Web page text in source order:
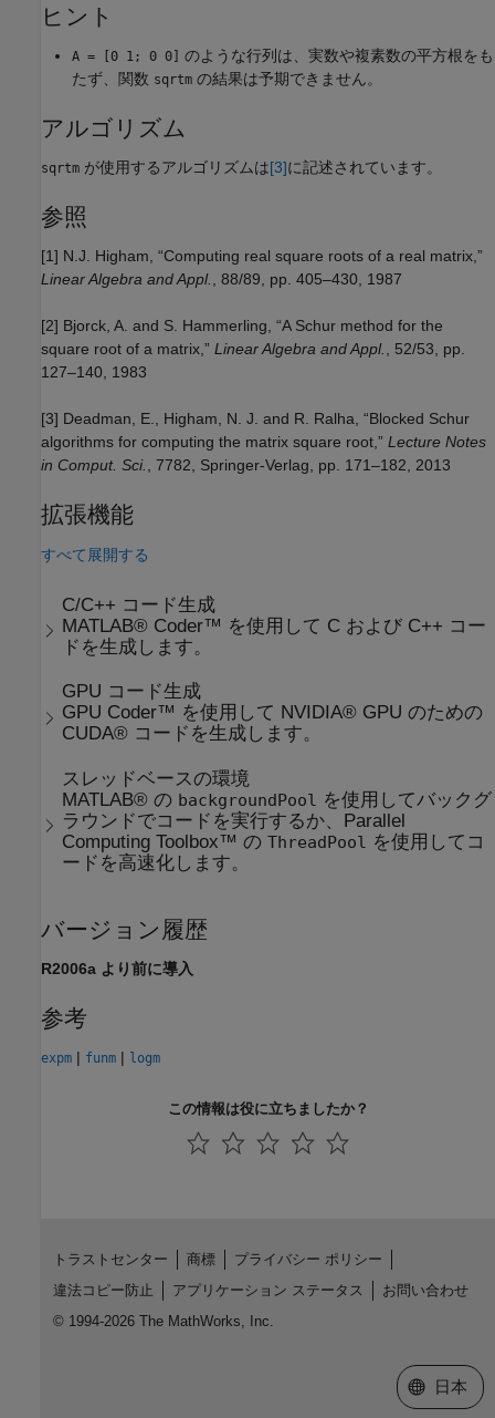
ヒント
A = [0 1; 0 0]
のような行列は、実数や複素数の平方根をも
たず、関数 sqrtm の結果は予期できません。
アルゴリズム
sqrtm が使用するアルゴリズムは[3]に記述されています。
参照
[1] N.J. Higham, “Computing real square roots of a real matrix,”
Linear Algebra and Appl., 88/89, pp. 405–430, 1987
[2] Bjorck, A. and S. Hammerling, “A Schur method for the
square root of a matrix,” Linear Algebra and Appl., 52/53, pp.
127–140, 1983
[3] Deadman, E., Higham, N. J. and R. Ralha, “Blocked Schur
algorithms for computing the matrix square root,” Lecture Notes
in Comput. Sci., 7782, Springer-Verlag, pp. 171–182, 2013
拡張機能
すべて展開する
C/C++ コード生成
MATLAB® Coder™ を使用して C および C++ コー
ドを生成します。
GPU コード生成
GPU Coder™ を使用して NVIDIA® GPU のための
CUDA® コードを生成します。
スレッドベースの環境
MATLAB® の backgroundPool
を使用してバックグ
ラウンドでコードを実行するか、Parallel
Computing Toolbox™ のThreadPool
を使用してコ
ードを高速化します。
バージョン履歴
R2006a より前に導入
参考
expm | funm | logm
この情報は役に立ちましたか？
トラストセンター 商標
プライバシー ポリシー
違法コピー防止
アプリケーション ステータス
お問い合わせ
© 1994-2026 The MathWorks, Inc.
Web サイ
日本